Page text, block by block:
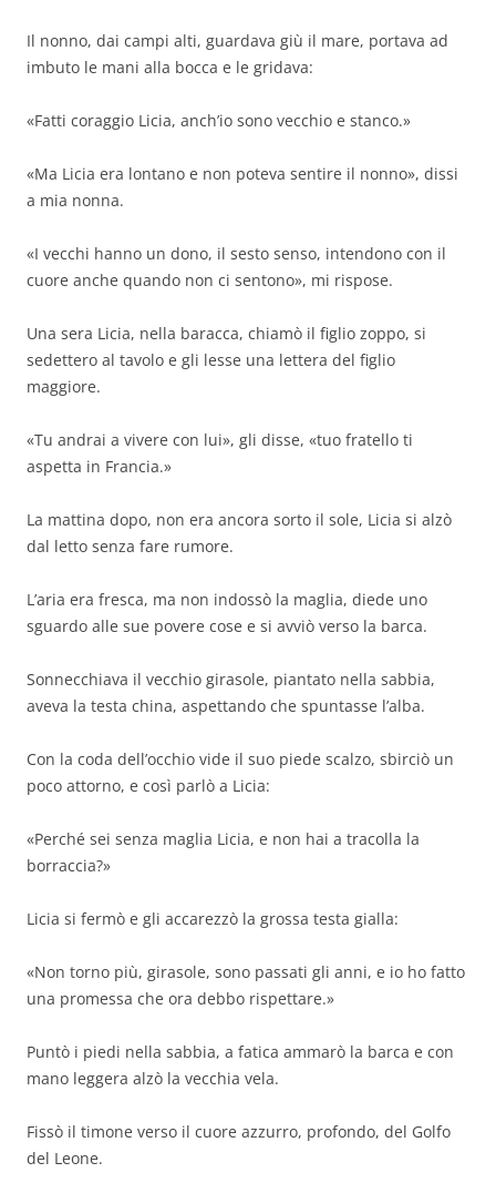
Il nonno, dai campi alti, guardava giù il mare, portava ad
imbuto le mani alla bocca e le gridava:
«Fatti coraggio Licia, anch’io sono vecchio e stanco.»
«Ma Licia era lontano e non poteva sentire il nonno», dissi
a mia nonna.
«I vecchi hanno un dono, il sesto senso, intendono con il
cuore anche quando non ci sentono», mi rispose.
Una sera Licia, nella baracca, chiamò il figlio zoppo, si
sedettero al tavolo e gli lesse una lettera del figlio
maggiore.
«Tu andrai a vivere con lui», gli disse, «tuo fratello ti
aspetta in Francia.»
La mattina dopo, non era ancora sorto il sole, Licia si alzò
dal letto senza fare rumore.
L’aria era fresca, ma non indossò la maglia, diede uno
sguardo alle sue povere cose e si avviò verso la barca.
Sonnecchiava il vecchio girasole, piantato nella sabbia,
aveva la testa china, aspettando che spuntasse l’alba.
Con la coda dell’occhio vide il suo piede scalzo, sbirciò un
poco attorno, e così parlò a Licia:
«Perché sei senza maglia Licia, e non hai a tracolla la
borraccia?»
Licia si fermò e gli accarezzò la grossa testa gialla:
«Non torno più, girasole, sono passati gli anni, e io ho fatto
una promessa che ora debbo rispettare.»
Puntò i piedi nella sabbia, a fatica ammarò la barca e con
mano leggera alzò la vecchia vela.
Fissò il timone verso il cuore azzurro, profondo, del Golfo
del Leone.